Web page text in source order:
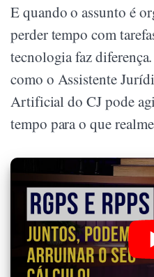
E quando o assunto é
perder tempo com
tecnologia faz
como o Assistente
Artificial do CJ pode
tempo para o que